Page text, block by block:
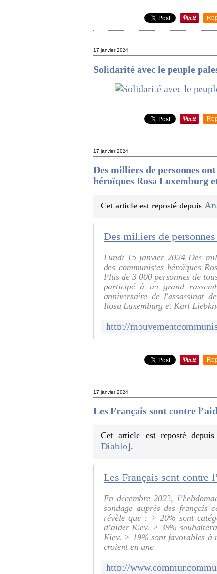
17 janvier 2024
Solidarité avec le peuple
17 janvier 2024
Des milliers de personnes
héroïques Rosa Luxemburg
Cet article est reposté depuis
Lundi 15 janvier 2024 Des
des communistes héroïques
Plus de 3 000 personnes de
participé à un grand
anniversaire de l'assassinat
Rosa Luxemburg et Karl
17 janvier 2024
Les Français sont contre
Cet article est reposté
Diablo].
Les Français sont contre
En décembre 2023,
sondage auprès des français
révèle que : > 20% sont
d’aider Kiev. > 39%
Kiev. > 19% sont favorables à
croient en une